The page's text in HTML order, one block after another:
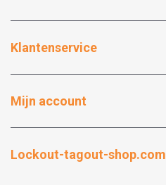
Klantenservice
Mijn account
Lockout-tagout-shop.com